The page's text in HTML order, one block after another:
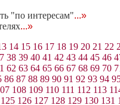
"по интересам"...»
...»
14 15 16 17 18 19 20 21 22
38 39 40 41 42 43 44 45 46
62 63 64 65 66 67 68 69 70
86 87 88 89 90 91 92 93 94
108 109 110 111 112 113
125 126 127 128 129 130 131